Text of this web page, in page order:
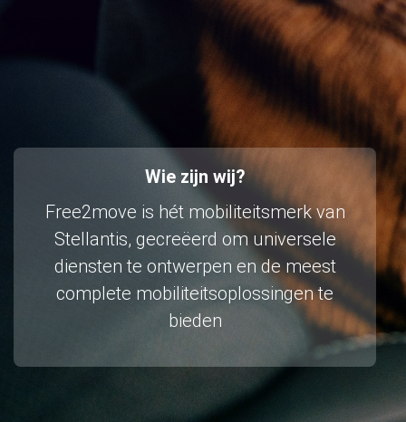
Wie zijn wij?
Free2move is hét mobiliteitsmerk van
Stellantis, gecreëerd om universele
diensten te ontwerpen en de meest
complete mobiliteitsoplossingen te
bieden